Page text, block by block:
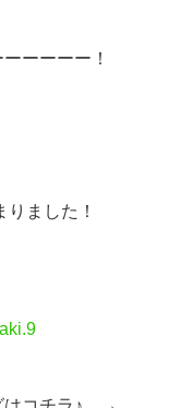
ーーーー！
ました！